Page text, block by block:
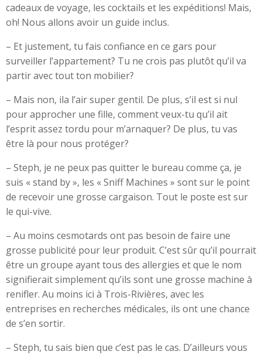
cadeaux de voyage, les cocktails et les expéditions! Mais,
oh! Nous allons avoir un guide inclus.
– Et justement, tu fais confiance en ce gars pour
surveiller l’appartement? Tu ne crois pas plutôt qu’il va
partir avec tout ton mobilier?
– Mais non, ila l’air super gentil. De plus, s’il est si nul
pour approcher une fille, comment veux-tu qu’il ait
l’esprit assez tordu pour m’arnaquer? De plus, tu vas
être là pour nous protéger?
– Steph, je ne peux pas quitter le bureau comme ça, je
suis « stand by », les « Sniff Machines » sont sur le point
de recevoir une grosse cargaison. Tout le poste est sur
le qui-vive.
– Au moins cesmotards ont pas besoin de faire une
grosse publicité pour leur produit. C’est sûr qu’il pourrait
être un groupe ayant tous des allergies et que le nom
signifierait simplement qu’ils sont une grosse machine à
renifler. Au moins ici à Trois-Rivières, avec les
entreprises en recherches médicales, ils ont une chance
de s’en sortir.
– Steph, tu sais bien que c’est pas le cas. D’ailleurs vous